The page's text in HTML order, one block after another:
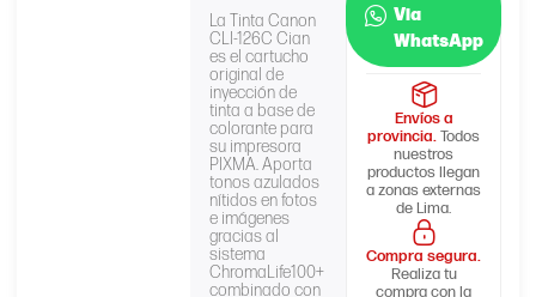
La Tinta Canon
CLI-126C Cian
es el cartucho
original de
inyección de
tinta a base de
colorante para
su impresora
PIXMA. Aporta
tonos azulados
nítidos en fotos
e imágenes
gracias al
sistema
ChromaLife100+
combinado con
Via
WhatsApp
Envíos a
provincia.Todos
nuestros
productos llegan
a zonas externas
de Lima.
Compra segura.
Realiza tu
compra con la